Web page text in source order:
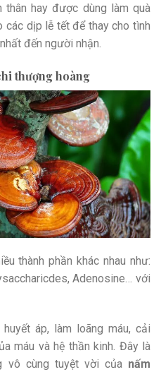
hay được dùng làm quà
các dịp lễ tết để thay cho tình
đến người nhận.
thượng hoàng
thành phần khác nhau như:
Adenosine… với
áp, làm loãng máu, cải
máu và hệ thần kinh. Đây là
vô cùng tuyệt vời của nấm